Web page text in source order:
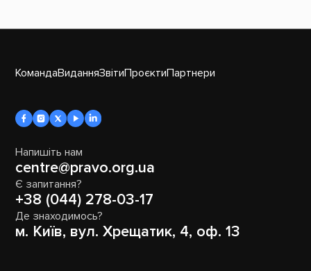
КомандаВиданняЗвітиПроєктиПартнери
Напишіть нам
centre@pravo.org.ua
Є запитання?
+38 (044) 278-03-17
Де знаходимось?
м. Київ, вул. Хрещатик, 4, оф. 13